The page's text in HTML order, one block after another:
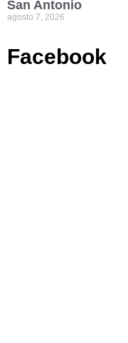
San Antonio
agosto 7, 2026
Facebook